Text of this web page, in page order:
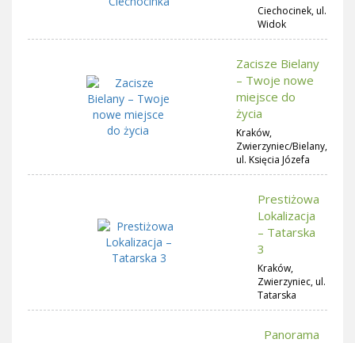
Ciechocinek, ul.
Widok
Zacisze Bielany
– Twoje nowe
miejsce do
życia
Kraków,
Zwierzyniec/Bielany,
ul. Księcia Józefa
Prestiżowa
Lokalizacja
– Tatarska
3
Kraków,
Zwierzyniec, ul.
Tatarska
Panorama